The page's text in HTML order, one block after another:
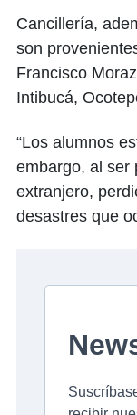
Cancillería,
son
Francisco
Intibucá,
“Los alumnos
embargo, al ser
extranjero,
desastres que